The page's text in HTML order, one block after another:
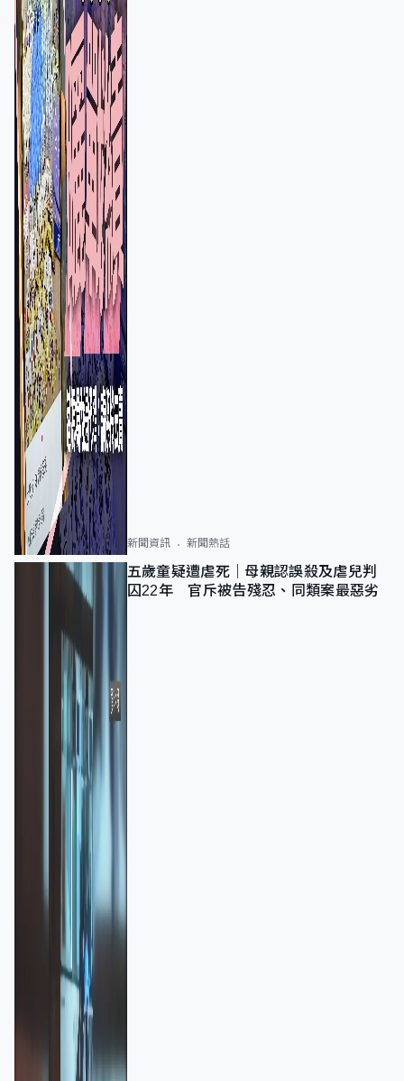
新聞資訊 新聞熱話
五歲童疑遭虐死｜母親認誤殺及虐兒判
囚22年 官斥被告殘忍、同類案最惡劣